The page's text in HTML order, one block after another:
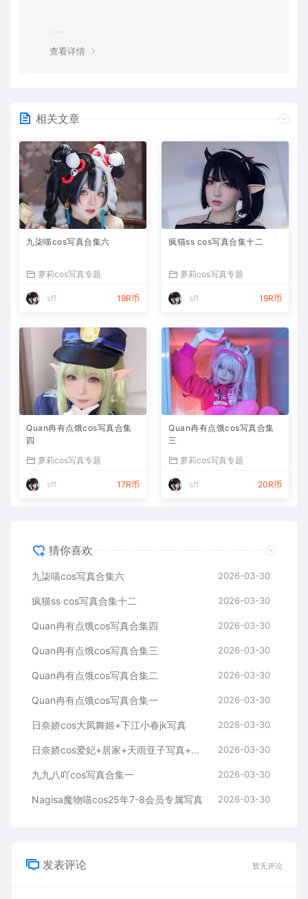
查看详情
相关文章
九柒喵cos写真合集六
萝莉cos写真专题
sff 19R币
疯猫ss cos写真合集十二
萝莉cos写真专题
sff 19R币
Quan冉有点饿cos写真合集
四
萝莉cos写真专题
sff 17R币
Quan冉有点饿cos写真合集
三
萝莉cos写真专题
sff 20R币
猜你喜欢
九柒喵cos写真合集六 2026-03-30
疯猫ss cos写真合集十二 2026-03-30
Quan冉有点饿cos写真合集四 2026-03-30
Quan冉有点饿cos写真合集三 2026-03-30
Quan冉有点饿cos写真合集二 2026-03-30
Quan冉有点饿cos写真合集一 2026-03-30
日奈娇cos大凤舞姬+下江小春jk写真 2026-03-30
日奈娇cos爱妃+居家+天雨亚子写真+视频 2026-03-30
九九八吖cos写真合集一 2026-03-30
Nagisa魔物喵cos25年7-8会员专属写真 2026-03-30
发表评论 暂无评论